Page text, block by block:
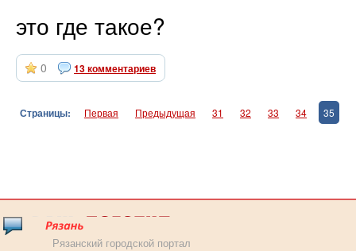
это где такое?
0 13 комментариев
Страницы: Первая Предыдущая 31 32 33 34 35
Рязанский городской портал